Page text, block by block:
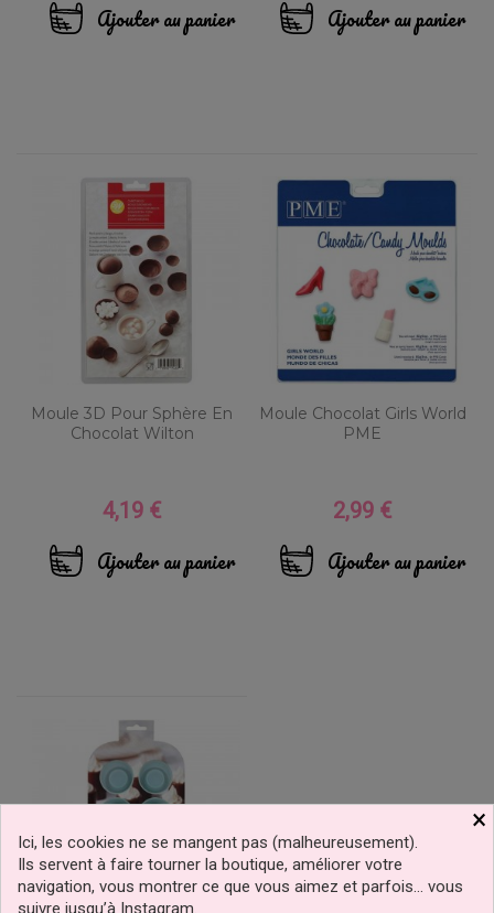
Ajouter au panier Ajouter au panier
Moule 3D Pour Sphère En
Chocolat Wilton
Prix
4,19 €
Ajouter au panier
Moule Chocolat Girls World
PME
Prix
2,99 €
Ajouter au panier
×
Ici, les cookies ne se mangent pas (malheureusement).
Ils servent à faire tourner la boutique, améliorer votre
navigation, vous montrer ce que vous aimez et parfois… vous
suivre jusqu’à Instagram.